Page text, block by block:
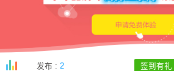
发布 : 2 签到有礼